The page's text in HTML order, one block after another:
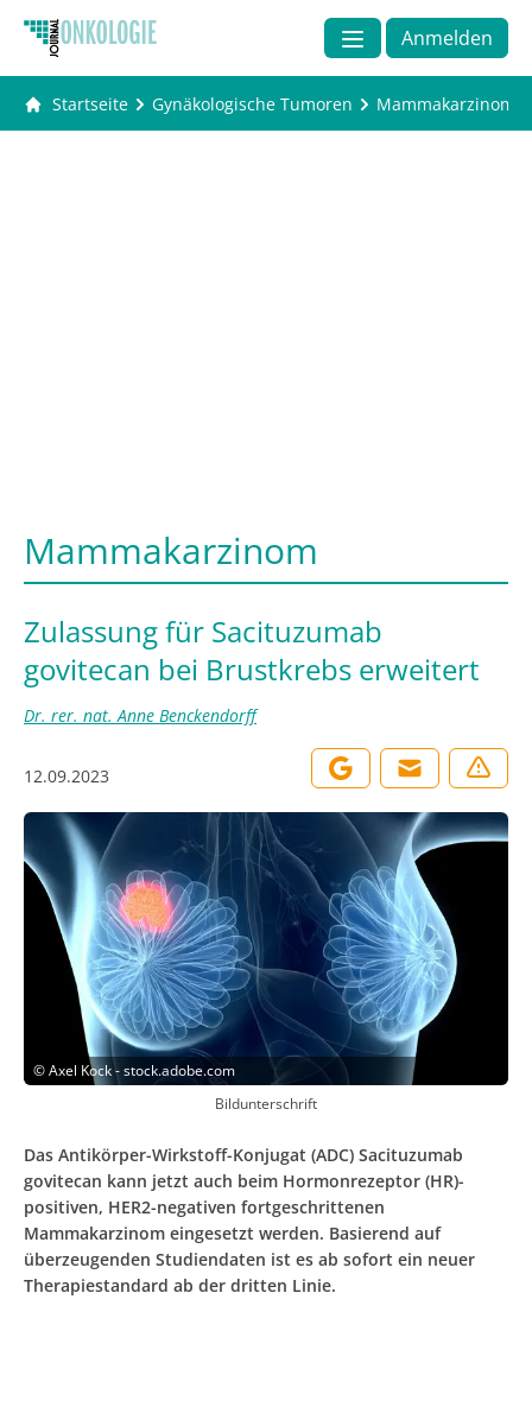
Anmelden
Startseite Gynäkologische Tumoren Mammakarzinom
Mammakarzinom
Zulassung für Sacituzumab
govitecan bei Brustkrebs erweitert
Dr. rer. nat. Anne Benckendorff
12.09.2023
©Axel Kock - stock.adobe.com
Bildunterschrift
Das Antikörper-Wirkstoff-Konjugat (ADC) Sacituzumab
govitecan kann jetzt auch beim Hormonrezeptor (HR)-
positiven, HER2-negativen fortgeschrittenen
Mammakarzinom eingesetzt werden. Basierend auf
überzeugenden Studiendaten ist es ab sofort ein neuer
Therapiestandard ab der dritten Linie.